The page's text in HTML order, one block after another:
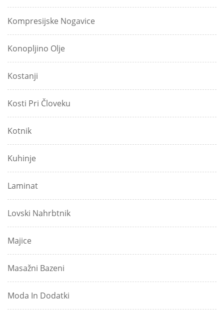
Kompresijske Nogavice
Konopljino Olje
Kostanji
Kosti Pri Človeku
Kotnik
Kuhinje
Laminat
Lovski Nahrbtnik
Majice
Masažni Bazeni
Moda In Dodatki